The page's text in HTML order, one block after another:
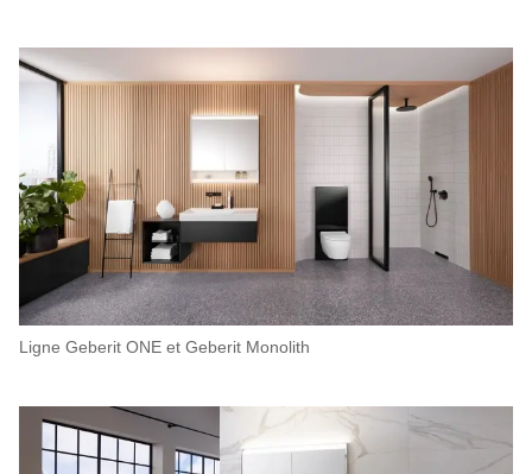
Ligne Geberit ONE et Geberit Monolith